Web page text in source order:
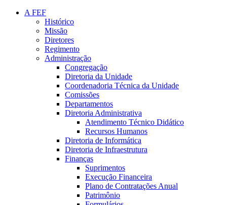
A FEF
Histórico
Missão
Diretores
Regimento
Administração
Congregação
Diretoria da Unidade
Coordenadoria Técnica da Unidade
Comissões
Departamentos
Diretoria Administrativa
Atendimento Técnico Didático
Recursos Humanos
Diretoria de Informática
Diretoria de Infraestrutura
Finanças
Suprimentos
Execução Financeira
Plano de Contratações Anual
Patrimônio